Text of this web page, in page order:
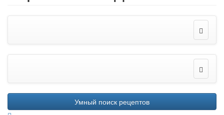
Умный поиск рецептов